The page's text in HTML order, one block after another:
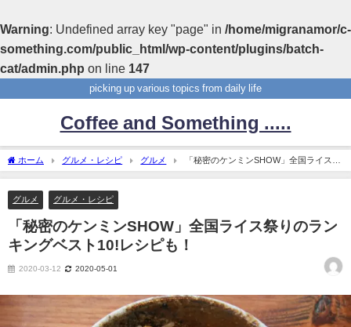
Warning: Undefined array key "page" in /home/migranamor/c-
something.com/public_html/wp-content/plugins/batch-
cat/admin.php on line 147
picking up various topics from daily life
Coffee and Something .....
ホーム グルメ・レシピ グルメ
「秘密のケンミンSHOW」全国ライス祭
りのランキングベスト10!レシピも！
グルメ グルメ・レシピ
「秘密のケンミンSHOW」全国ライス祭りのラン
キングベスト10!レシピも！
2020-03-12 2020-05-01